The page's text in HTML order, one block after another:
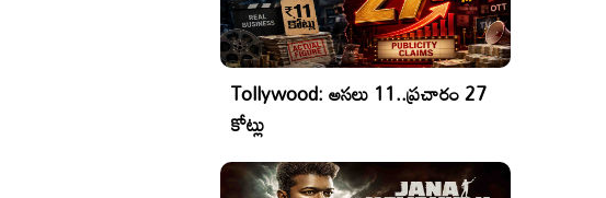
Tollywood: అసలు 11..ప్రచారం 27
కోట్లు